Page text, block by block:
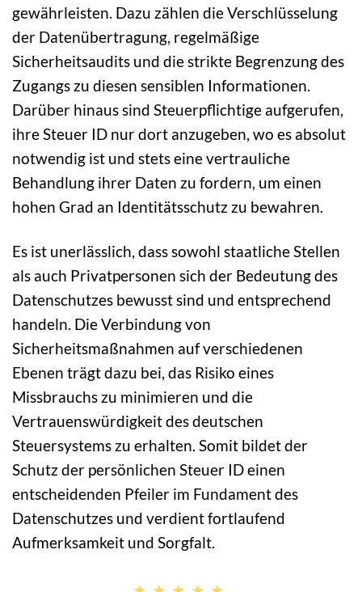
gewährleisten. Dazu zählen die Verschlüsselung
der Datenübertragung, regelmäßige
Sicherheitsaudits und die strikte Begrenzung des
Zugangs zu diesen sensiblen Informationen.
Darüber hinaus sind Steuerpflichtige aufgerufen,
ihre Steuer ID nur dort anzugeben, wo es absolut
notwendig ist und stets eine vertrauliche
Behandlung ihrer Daten zu fordern, um einen
hohen Grad an Identitätsschutz zu bewahren.
Es ist unerlässlich, dass sowohl staatliche Stellen
als auch Privatpersonen sich der Bedeutung des
Datenschutzes bewusst sind und entsprechend
handeln. Die Verbindung von
Sicherheitsmaßnahmen auf verschiedenen
Ebenen trägt dazu bei, das Risiko eines
Missbrauchs zu minimieren und die
Vertrauenswürdigkeit des deutschen
Steuersystems zu erhalten. Somit bildet der
Schutz der persönlichen Steuer ID einen
entscheidenden Pfeiler im Fundament des
Datenschutzes und verdient fortlaufend
Aufmerksamkeit und Sorgfalt.